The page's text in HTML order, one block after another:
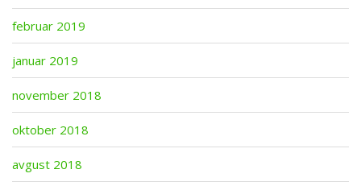
februar 2019
januar 2019
november 2018
oktober 2018
avgust 2018